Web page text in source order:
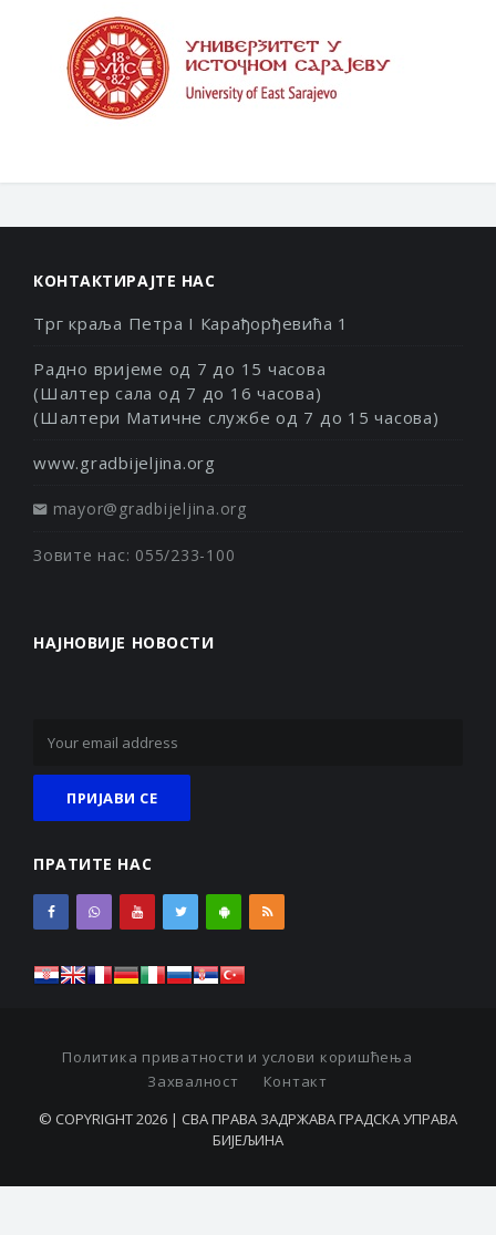
КОНТАКТИРАЈТЕ НАС
Трг краља Петра I Карађорђевића 1
Радно вријеме од 7 до 15 часова
(Шалтер сала од 7 до 16 часова)
(Шалтери Матичне службе од 7 до 15 часова)
www.gradbijeljina.org
mayor@gradbijeljina.org
Зовите нас: 055/233-100
НАЈНОВИЈЕ НОВОСТИ
ПРАТИТЕ НАС
Политика приватности и услови коришћења
Захвалност
Контакт
© COPYRIGHT 2026 | СВА ПРАВА ЗАДРЖАВА ГРАДСКА УПРАВА
БИЈЕЉИНА